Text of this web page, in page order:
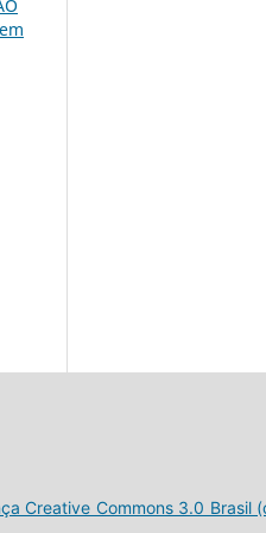
Creative Commons 3.0 Brasil